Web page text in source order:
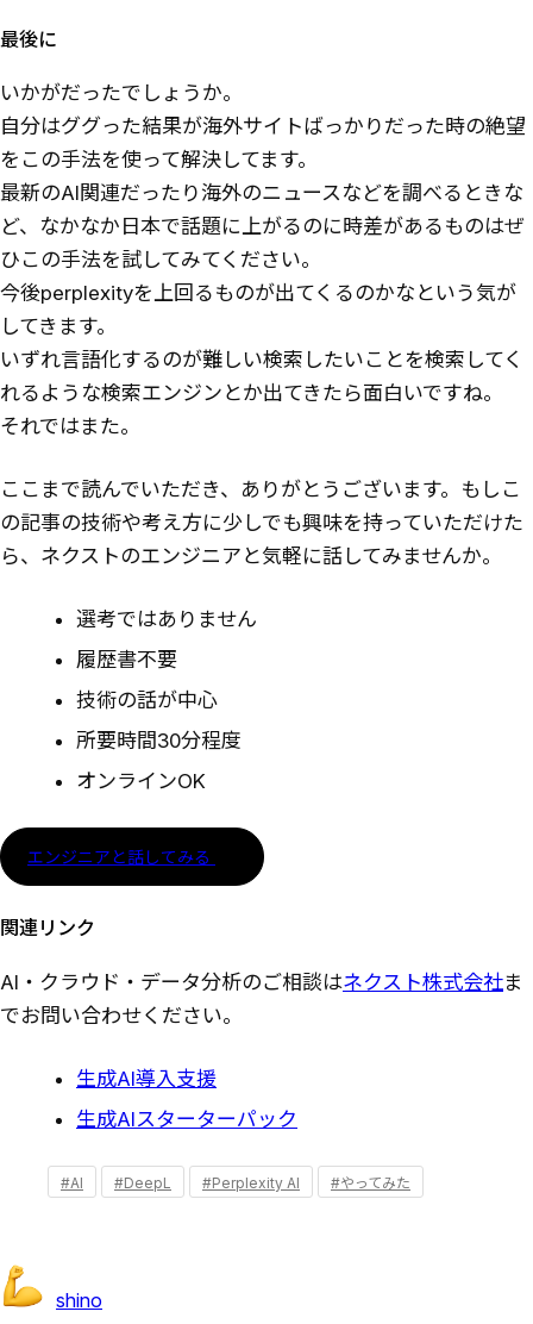
最後に
いかがだったでしょうか。
自分はググった結果が海外サイトばっかりだった時の絶望
をこの手法を使って解決してます。
最新のAI関連だったり海外のニュースなどを調べるときな
ど、なかなか日本で話題に上がるのに時差があるものはぜ
ひこの手法を試してみてください。
今後perplexityを上回るものが出てくるのかなという気が
してきます。
いずれ言語化するのが難しい検索したいことを検索してく
れるような検索エンジンとか出てきたら面白いですね。
それではまた。
ここまで読んでいただき、ありがとうございます。もしこ
の記事の技術や考え方に少しでも興味を持っていただけた
ら、ネクストのエンジニアと気軽に話してみませんか。
選考ではありません
履歴書不要
技術の話が中心
所要時間30分程度
オンラインOK
エンジニアと話してみる
関連リンク
AI・クラウド・データ分析のご相談はネクスト株式会社ま
でお問い合わせください。
生成AI導入支援
生成AIスターターパック
#AI #DeepL #Perplexity AI #やってみた
shino